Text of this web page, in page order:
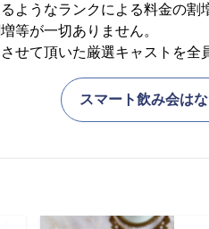
ようなランクによる料金の割
等が一切ありません。
せて頂いた厳選キャストを全
スマート飲み会は